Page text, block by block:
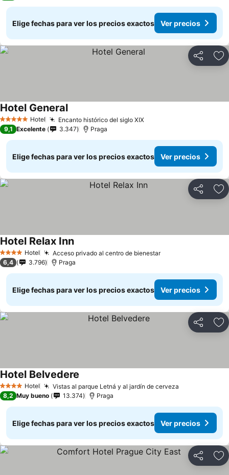
Elige fechas para ver los precios exactos Ver precios
Compartir
5 Estrellas Hotel Encanto histórico del siglo XIX
Hotel General
9,1 Excelente 3.347 Praga
Elige fechas para ver los precios exactos Ver precios
Compartir
4 EstrellasHotel Acceso privado al centro de bienestar
Hotel Relax Inn
6,4 3.796 Praga
Elige fechas para ver los precios exactos Ver precios
Compartir
4 EstrellasHotel Vistas al parque Letná y al jardín de cerveza
Hotel Belvedere
8,2 Muy bueno 13.374 Praga
Elige fechas para ver los precios exactos Ver precios
Compartir